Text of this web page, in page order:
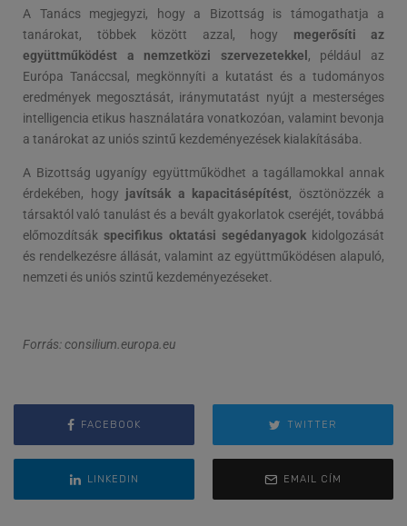
A Tanács megjegyzi, hogy a Bizottság is támogathatja a
tanárokat, többek között azzal, hogy megerősíti az
együttműködést a nemzetközi szervezetekkel , például az
Európa Tanáccsal, megkönnyíti a kutatást és a tudományos
eredmények megosztását, iránymutatást nyújt a mesterséges
intelligencia etikus használatára vonatkozóan, valamint bevonja
a tanárokat az uniós szintű kezdeményezések kialakításába.
A Bizottság ugyanígy együttműködhet a tagállamokkal annak
érdekében, hogy javítsák a kapacitásépítést, ösztönözzék a
társaktól való tanulást és a bevált gyakorlatok cseréjét, továbbá
előmozdítsák specifikus oktatási segédanyagokkidolgozását
és rendelkezésre állását, valamint az együttműködésen alapuló,
nemzeti és uniós szintű kezdeményezéseket.
Forrás: consilium.europa.eu
FACEBOOK TWITTER
LINKEDIN EMAIL CÍM